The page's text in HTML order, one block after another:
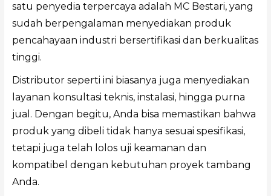
satu penyedia terpercaya adalah MC Bestari, yang
sudah berpengalaman menyediakan produk
pencahayaan industri bersertifikasi dan berkualitas
tinggi.
Distributor seperti ini biasanya juga menyediakan
layanan konsultasi teknis, instalasi, hingga purna
jual. Dengan begitu, Anda bisa memastikan bahwa
produk yang dibeli tidak hanya sesuai spesifikasi,
tetapi juga telah lolos uji keamanan dan
kompatibel dengan kebutuhan proyek tambang
Anda.